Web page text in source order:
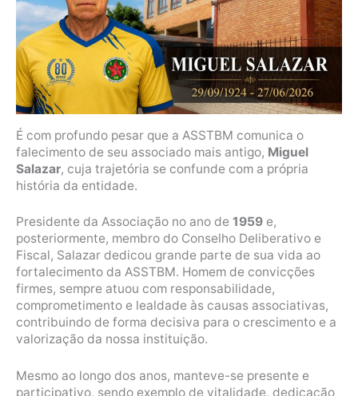
É com profundo pesar que a ASSTBM comunica o
falecimento de seu associado mais antigo, Miguel
Salazar, cuja trajetória se confunde com a própria
história da entidade.
Presidente da Associação no ano de 1959 e,
posteriormente, membro do Conselho Deliberativo e
Fiscal, Salazar dedicou grande parte de sua vida ao
fortalecimento da ASSTBM. Homem de convicções
firmes, sempre atuou com responsabilidade,
comprometimento e lealdade às causas associativas,
contribuindo de forma decisiva para o crescimento e a
valorização da nossa instituição.
Mesmo ao longo dos anos, manteve-se presente e
participativo, sendo exemplo de vitalidade, dedicação